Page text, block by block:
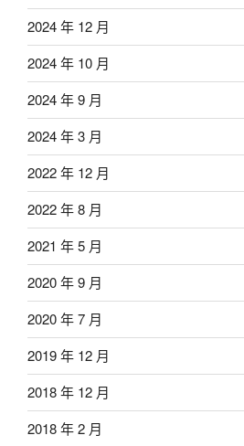
2024 年 12 月
2024 年 10 月
2024 年 9 月
2024 年 3 月
2022 年 12 月
2022 年 8 月
2021 年 5 月
2020 年 9 月
2020 年 7 月
2019 年 12 月
2018 年 12 月
2018 年 2 月